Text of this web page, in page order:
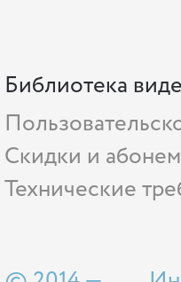
Библиотека
Скидки и
Технические